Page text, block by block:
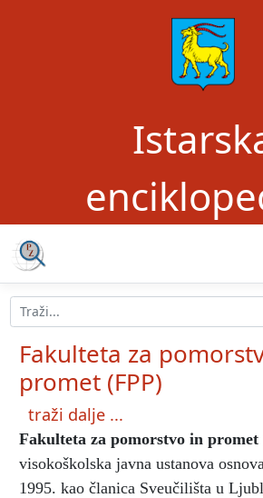
Fakulteta za
promet (FPP)
traži dalje ...
Fakulteta za pomorstvo in promet
visokoškolska javna ustanova
1995. kao članica Sveučilišta u